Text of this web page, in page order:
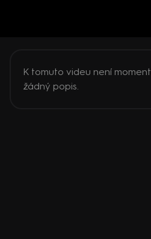
K tomuto videu není
žádný popis.